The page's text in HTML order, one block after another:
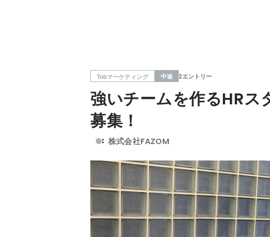
Tobマーケティング 中途 2エントリー
強いチームを作るHR
募集！
株式会社FAZOM